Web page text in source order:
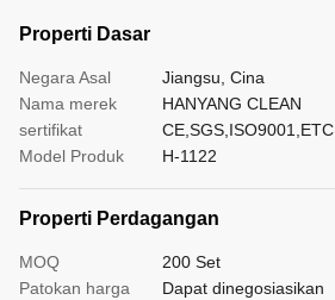
Properti Dasar
Negara Asal
Jiangsu, Cina
Nama merek
HANYANG CLEAN
sertifikat
CE,SGS,ISO9001,ETC.
Model Produk
H-1122
Properti Perdagangan
MOQ
200 Set
Patokan harga
Dapat dinegosiasikan